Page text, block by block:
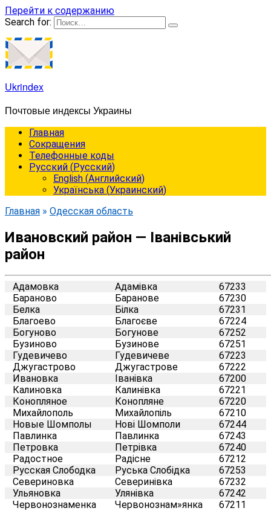
Перейти к содержанию
Search for:
Ukrindex
Почтовые индексы Украины
Главная
Сокращения
Телефонные коды
Русский (Русский)
English (Английский)
Українська (Украинский)
Главная » Одесская область
Ивановский район — Іванівський
район
Адамовка Адамівка
67233
Бараново
Баранове
67230
Белка
Білка
67231
Благоево
Благоєве
67224
Богуново
Богунове
67252
Бузиново
Бузинове
67251
Гудевичево
Гудевичеве
67223
Джугастрово
Джугастрове
67222
Ивановка
Іванівка
67200
Калиновка
Калинівка
67221
Конопляное
Конопляне
67220
Михайлополь
Михайлопіль
67210
Новые Шомполы
Нові Шомполи
67244
Павлинка
Павлинка
67243
Петровка
Петрівка
67240
Радостное
Радісне
67212
Русская Слободка
Руська Слобідка
67253
Севериновка
Северинівка
67232
Ульяновка
Улянівка
67242
Червонознаменка
Червонознам»янка 67211